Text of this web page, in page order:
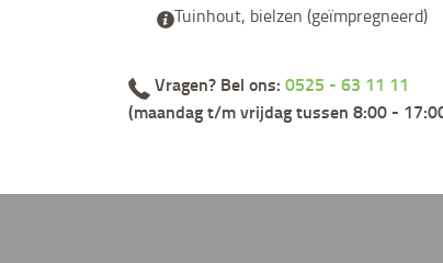
Tuinhout, bielzen (geïmpregneerd)
Vragen? Bel ons: 0525 - 63 11 11
(maandag t/m vrijdag tussen 8:00 -